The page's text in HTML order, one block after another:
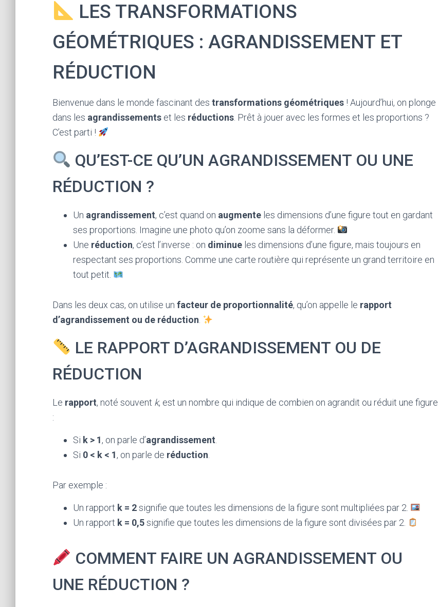
LES TRANSFORMATIONS
GÉOMÉTRIQUES : AGRANDISSEMENT ET
RÉDUCTION
Bienvenue dans le monde fascinant des transformations géométriques ! Aujourd’hui, on plonge
dans les agrandissements et les réductions . Prêt à jouer avec les formes et les proportions ?
C’est parti !
QU’EST-CE QU’UN AGRANDISSEMENT OU UNE
RÉDUCTION ?
Un agrandissement, c’est quand on augmente les dimensions d’une figure tout en gardant
ses proportions. Imagine une photo qu’on zoome sans la déformer.
Une réduction, c’est l’inverse : on diminue les dimensions d’une figure, mais toujours en
respectant ses proportions. Comme une carte routière qui représente un grand territoire en
tout petit.
Dans les deux cas, on utilise un facteur de proportionnalité, qu’on appelle le rapport
d’agrandissement ou de réduction
LE RAPPORT D’AGRANDISSEMENT OU DE
RÉDUCTION
Le rapport, noté souvent k, est un nombre qui indique de combien on agrandit ou réduit une figure
:
Si k > 1, on parle d’agrandissement
Si 0 < k < 1, on parle de réduction
Par exemple :
Un rapport k = 2signifie que toutes les dimensions de la figure sont multipliées par 2.
Un rapport k = 0,5signifie que toutes les dimensions de la figure sont divisées par 2.
COMMENT FAIRE UN AGRANDISSEMENT OU
UNE RÉDUCTION ?